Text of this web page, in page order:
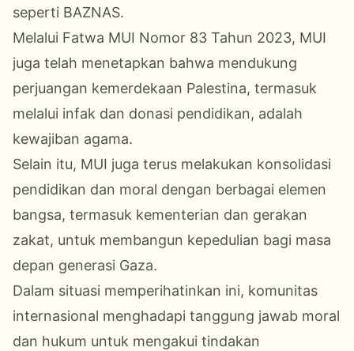
seperti BAZNAS.
Melalui Fatwa MUI Nomor 83 Tahun 2023, MUI
juga telah menetapkan bahwa mendukung
perjuangan kemerdekaan Palestina, termasuk
melalui infak dan donasi pendidikan, adalah
kewajiban agama.
Selain itu, MUI juga terus melakukan konsolidasi
pendidikan dan moral dengan berbagai elemen
bangsa, termasuk kementerian dan gerakan
zakat, untuk membangun kepedulian bagi masa
depan generasi Gaza.
Dalam situasi memperihatinkan ini, komunitas
internasional menghadapi tanggung jawab moral
dan hukum untuk mengakui tindakan